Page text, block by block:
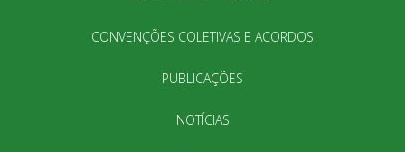
CONVENÇÕES COLETIVAS E ACORDOS
PUBLICAÇÕES
NOTÍCIAS